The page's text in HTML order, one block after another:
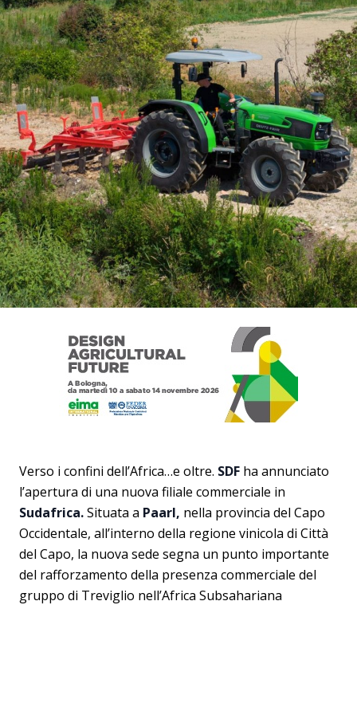
Verso i confini dell’Africa…e oltre. SDF ha annunciato
l’apertura di una nuova filiale commerciale in
Sudafrica.Situata a Paarl, nella provincia del Capo
Occidentale, all’interno della regione vinicola di Città
del Capo, la nuova sede segna un punto importante
del rafforzamento della presenza commerciale del
gruppo di Treviglio nell’Africa Subsahariana